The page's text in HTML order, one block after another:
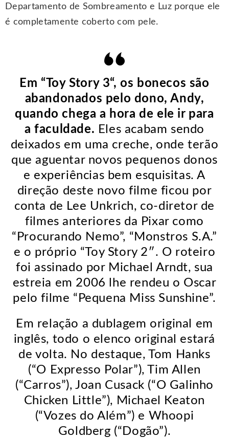
Departamento de Sombreamento e Luz porque ele
é completamente coberto com pele.
Em “Toy Story 3“, os bonecos são
abandonados pelo dono, Andy,
quando chega a hora de ele ir para
a faculdade. Eles acabam sendo
deixados em uma creche, onde terão
que aguentar novos pequenos donos
e experiências bem esquisitas. A
direção deste novo filme ficou por
conta de Lee Unkrich, co-diretor de
filmes anteriores da Pixar como
“Procurando Nemo”, “Monstros S.A.”
e o próprio “Toy Story 2″. O roteiro
foi assinado por Michael Arndt, sua
estreia em 2006 lhe rendeu o Oscar
pelo filme “Pequena Miss Sunshine”.
Em relação a dublagem original em
inglês, todo o elenco original estará
de volta. No destaque, Tom Hanks
(“O Expresso Polar”), Tim Allen
(“Carros”), Joan Cusack (“O Galinho
Chicken Little”), Michael Keaton
(“Vozes do Além”) e Whoopi
Goldberg (“Dogão”).